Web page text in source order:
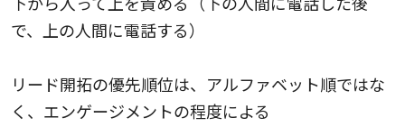
で、上の人間に電話する）
リード開拓の優先順位は、アルファベット順ではな
く、エンゲージメントの程度による